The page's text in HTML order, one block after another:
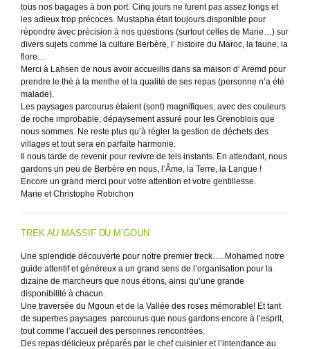
tous nos bagages à bon port. Cinq jours ne furent pas assez longs et
les adieux trop précoces. Mustapha était toujours disponible pour
répondre avec précision à nos questions (surtout celles de Marie…) sur
divers sujets comme la culture Berbère, l’ histoire du Maroc, la faune, la
flore…
Merci à Lahsen de nous avoir accueillis dans sa maison d’ Aremd pour
prendre le thé à la menthe et la qualité de ses repas (personne n’a été
malade).
Les paysages parcourus étaient (sont) magnifiques, avec des couleurs
de roche improbable, dépaysement assuré pour les Grenoblois que
nous sommes. Ne reste plus qu’à régler la gestion de déchets des
villages et tout sera en parfaite harmonie.
Il nous tarde de revenir pour revivre de tels instants. En attendant, nous
gardons un peu de Berbère en nous, l’Âme, la Terre, la Langue !
Encore un grand merci pour votre attention et votre gentillesse.
Marie et Christophe Robichon
TREK AU MASSIF DU M’GOUN
Une splendide découverte pour notre premier treck…..Mohamed notre
guide attentif et généreux a un grand sens de l’organisation pour la
dizaine de marcheurs que nous étions, ainsi qu’une grande
disponibilité à chacun.
Une traversée du Mgoun et de la Vallée des roses mémorable! Et tant
de superbes paysages parcourus que nous gardons encore à l’esprit,
tout comme l’accueil des personnes rencontrées.
Des repas délicieux préparés par le chef cuisinier et l’intendance au